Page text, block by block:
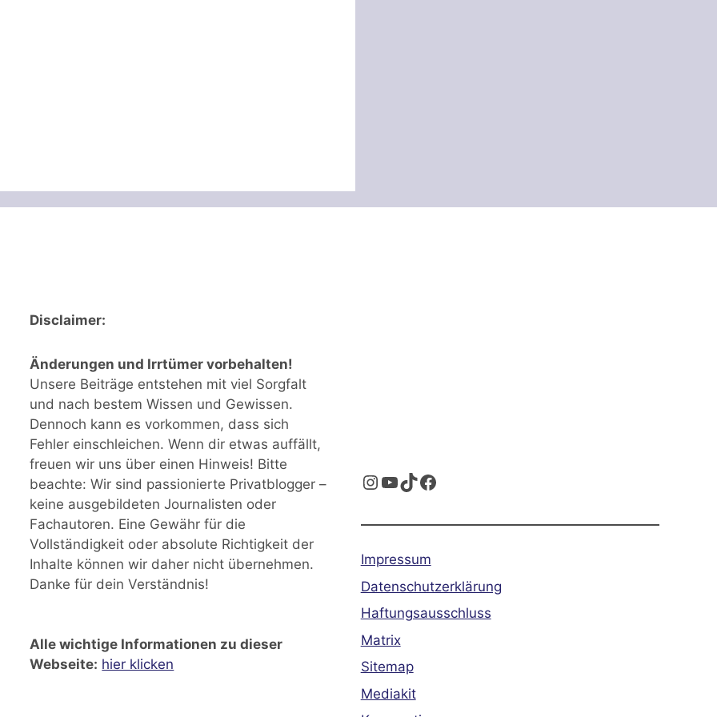
Disclaimer:
Änderungen und Irrtümer vorbehalten!
Unsere Beiträge entstehen mit viel Sorgfalt
und nach bestem Wissen und Gewissen.
Dennoch kann es vorkommen, dass sich
Fehler einschleichen. Wenn dir etwas auffällt,
freuen wir uns über einen Hinweis! Bitte
beachte: Wir sind passionierte Privatblogger –
keine ausgebildeten Journalisten oder
Fachautoren. Eine Gewähr für die
Vollständigkeit oder absolute Richtigkeit der
Inhalte können wir daher nicht übernehmen.
Danke für dein Verständnis!
Alle wichtige Informationen zu dieser
Webseite: hier klicken
Instagram
YouTube
TikTok
Facebook
Impressum
Datenschutzerklärung
Haftungsausschluss
Matrix
Sitemap
Mediakit